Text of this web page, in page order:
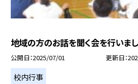
地域の方のお話を聞く会を行いまし
公開日 2025/07/01 更新日
校内行事